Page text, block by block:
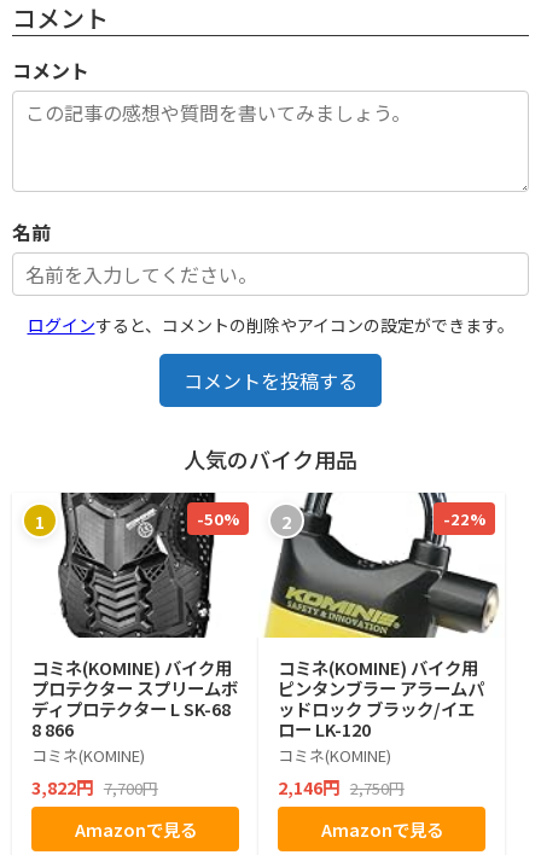
コメント
コメント
名前
ログインすると、コメントの削除やアイコンの設定ができます。
コメントを投稿する
人気のバイク用品
1 -50%
コミネ(KOMINE) バイク用
プロテクター スプリームボ
ディプロテクター L SK-68
8 866
コミネ(KOMINE)
3,822円 7,700円
Amazonで見る
2 -22%
コミネ(KOMINE) バイク用
ピンタンブラー アラームパ
ッドロック ブラック/イエ
ロー LK-120
コミネ(KOMINE)
2,146円 2,750円
Amazonで見る